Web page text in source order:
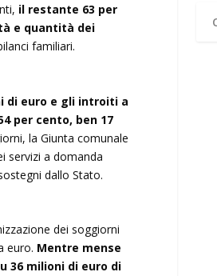
il restante 63 per
e quantità dei
familiari.
di euro e gli introiti a
per cento, ben 17
la Giunta comunale
servizi a domanda
dallo Stato.
dei soggiorni
euro. Mentre mense
36 milioni di euro di